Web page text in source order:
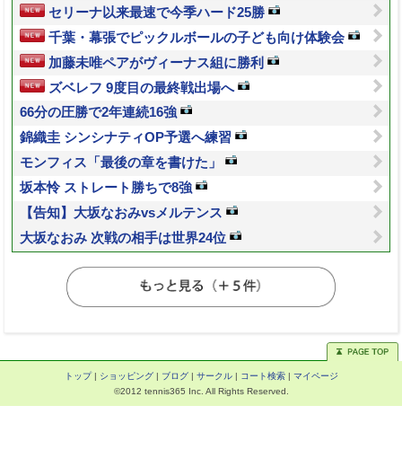
セリーナ以来最速で今季ハード25勝
千葉・幕張でピックルボールの子ども向け体験会
加藤未唯ペアがヴィーナス組に勝利
ズベレフ 9度目の最終戦出場へ
66分の圧勝で2年連続16強
錦織圭 シンシナティOP予選へ練習
モンフィス「最後の章を書けた」
坂本怜 ストレート勝ちで8強
【告知】大坂なおみvsメルテンス
大坂なおみ 次戦の相手は世界24位
トップ| ショッピング| ブログ| サークル| コート検索| マイページ
©2012 tennis365 Inc. All Rights Reserved.